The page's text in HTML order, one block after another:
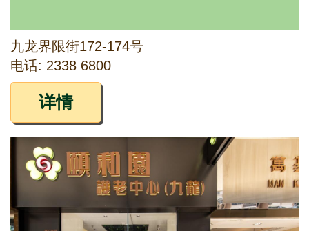
九龙界限街172-174号
电话: 2338 6800
详情